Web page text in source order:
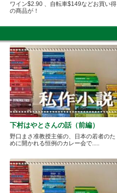
ワイン$2.90 、自転車$149などお買い得
の商品が！
下村はやとさんの話（前編）
野口まさ准教授主催の、日本の若者のた
めに開かれる恒例のカレー会で.....